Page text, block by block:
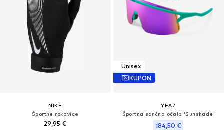
NIKE
Športne rokavice
29,95 €
Unisex
KUPON
YEAZ
Športna sončna očala 'Sunshade'
184,50 €